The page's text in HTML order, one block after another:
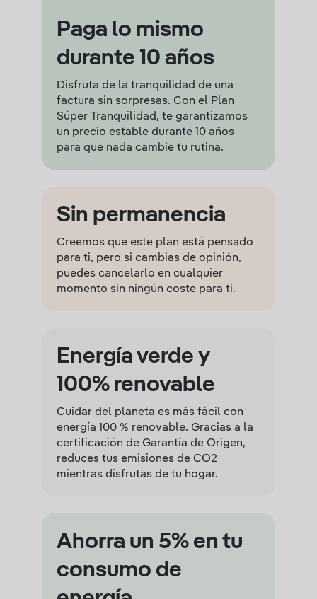
Paga lo mismo
durante 10 años
Disfruta de la tranquilidad de una
factura sin sorpresas. Con el Plan
Súper Tranquilidad, te garantizamos
un precio estable durante 10 años
para que nada cambie tu rutina.
Sin permanencia
Creemos que este plan está pensado
para ti, pero si cambias de opinión,
puedes cancelarlo en cualquier
momento sin ningún coste para ti.
Energía verde y
100% renovable
Cuidar del planeta es más fácil con
energía 100 % renovable. Gracias a la
certificación de Garantía de Origen,
reduces tus emisiones de CO2
mientras disfrutas de tu hogar.
Ahorra un 5% en tu
consumo de